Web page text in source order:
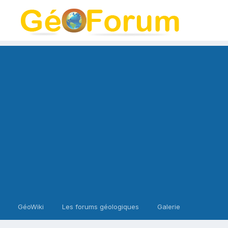
GéoWiki Les forums géologiques Galerie